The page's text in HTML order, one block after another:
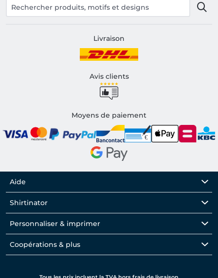
Livraison
Avis clients
Moyens de paiement
Aide
Shirtinator
Personnaliser & imprimer
Coopérations & plus